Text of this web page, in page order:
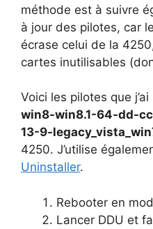
méthode est à suivre
à jour des pilotes, car
écrase celui de la
cartes inutilisables
Voici les pilotes que
win8-win8.1-64-dd-
13-9-
4250. J’utilise
Uninstaller.
Rebooter en
Lancer DDU et